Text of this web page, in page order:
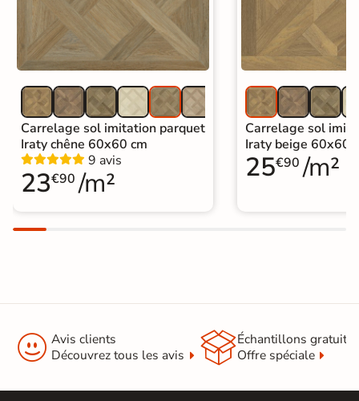
Carrelage sol imitation parquet
Iraty chêne 60x60 cm
9 avis
23€90 /m²
Carrelage sol
Iraty beige 60x60
25€90 /m²
 Avis clients
Découvrez tous les avis
Échantillons gratuit
Offre spéciale